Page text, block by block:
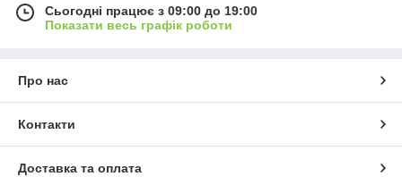
Сьогодні працює з 09:00 до 19:00
Показати весь графік роботи
Про нас
Контакти
Доставка та оплата